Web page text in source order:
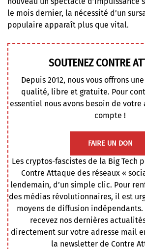
le mois dernier, la nécessité d’un
populaire apparaît plus que vital.
SOUTENEZ CONTRE
Depuis 2012, nous vous offrons
qualité, libre et gratuite. Pour
essentiel nous avons besoin de votre
compte !
FAIRE UN DON
Les cryptos-fascistes de la Big Tech
Contre Attaque des réseaux «
lendemain, d’un simple clic. Pour
des médias révolutionnaires, il est
moyens de diffusion indépendants.
recevez nos dernières
directement sur votre adresse mail
la newsletter de Contre